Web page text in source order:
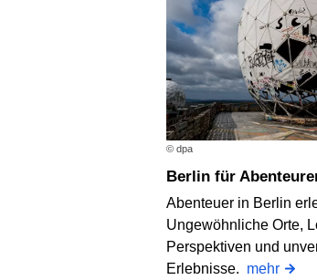
© dpa
Berlin für
Abenteuer in Berlin
Ungewöhnliche Orte,
Perspektiven und
Erlebnisse. mehr